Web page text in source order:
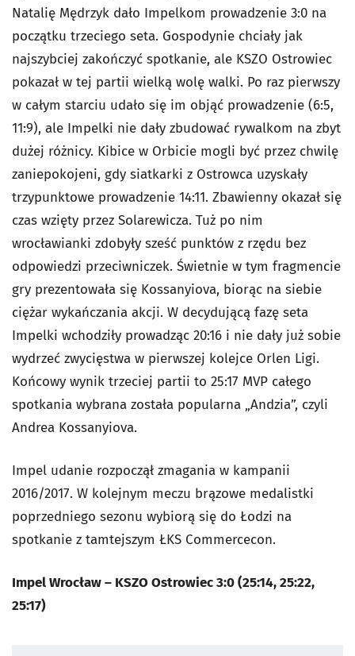
Natalię Mędrzyk dało Impelkom prowadzenie 3:0 na
początku trzeciego seta. Gospodynie chciały jak
najszybciej zakończyć spotkanie, ale KSZO Ostrowiec
pokazał w tej partii wielką wolę walki. Po raz pierwszy
w całym starciu udało się im objąć prowadzenie (6:5,
11:9), ale Impelki nie dały zbudować rywalkom na zbyt
dużej różnicy. Kibice w Orbicie mogli być przez chwilę
zaniepokojeni, gdy siatkarki z Ostrowca uzyskały
trzypunktowe prowadzenie 14:11. Zbawienny okazał się
czas wzięty przez Solarewicza. Tuż po nim
wrocławianki zdobyły sześć punktów z rzędu bez
odpowiedzi przeciwniczek. Świetnie w tym fragmencie
gry prezentowała się Kossanyiova, biorąc na siebie
ciężar wykańczania akcji. W decydującą fazę seta
Impelki wchodziły prowadząc 20:16 i nie dały już sobie
wydrzeć zwycięstwa w pierwszej kolejce Orlen Ligi.
Końcowy wynik trzeciej partii to 25:17 MVP całego
spotkania wybrana została popularna „Andzia”, czyli
Andrea Kossanyiova.
Impel udanie rozpoczął zmagania w kampanii
2016/2017. W kolejnym meczu brązowe medalistki
poprzedniego sezonu wybiorą się do Łodzi na
spotkanie z tamtejszym ŁKS Commercecon.
Impel Wrocław – KSZO Ostrowiec 3:0 (25:14, 25:22,
25:17)